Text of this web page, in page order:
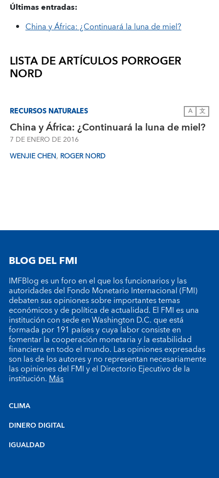
Últimas entradas:
China y África: ¿Continuará la luna de miel?
LISTA DE ARTÍCULOS PORROGER
NORD
RECURSOS NATURALES A 文
China y África: ¿Continuará la luna de miel?
7 DE ENERO DE 2016
WENJIE CHEN, ROGER NORD
BLOG DEL FMI
IMFBlog es un foro en el que los funcionarios y las
autoridades del Fondo Monetario Internacional (FMI)
debaten sus opiniones sobre importantes temas
económicos y de política de actualidad. El FMI es una
institución con sede en Washington D.C. que está
formada por 191 países y cuya labor consiste en
fomentar la cooperación monetaria y la estabilidad
financiera en todo el mundo. Las opiniones expresadas
son las de los autores y no representan necesariamente
las opiniones del FMI y el Directorio Ejecutivo de la
institución.Más
CLIMA
DINERO DIGITAL
IGUALDAD